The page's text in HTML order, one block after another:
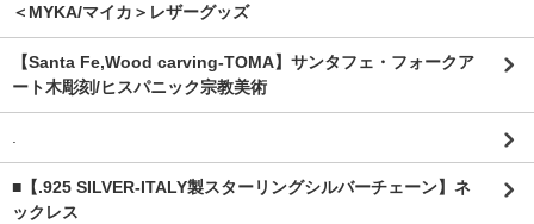
＜MYKA/マイカ＞レザーグッズ
【Santa Fe,Wood carving-TOMA】サンタフェ・フォークア
ート木彫刻/ヒスパニック宗教美術
.
■【.925 SILVER-ITALY製スターリングシルバーチェーン】ネ
ックレス